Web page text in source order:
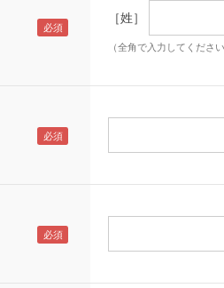
［姓］
（全角で入力してください